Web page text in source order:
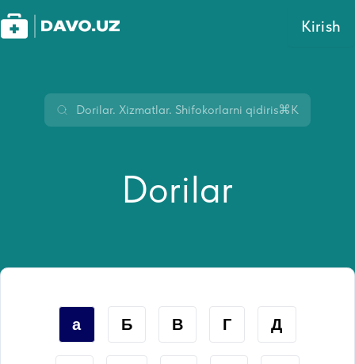
Kirish
⌘K
Dorilar
а Б В Г Д